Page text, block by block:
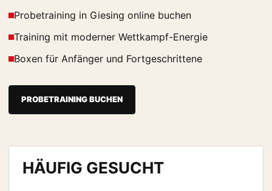
Probetraining in Giesing online buchen
Training mit moderner Wettkampf-Energie
Boxen für Anfänger und Fortgeschrittene
PROBETRAINING BUCHEN
HÄUFIG GESUCHT